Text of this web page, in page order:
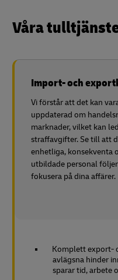
Våra
Import- och
Vi förstår att det kan
uppdaterad om
marknader, vilket kan
straffavgifter. Se till att
enhetliga, konsekventa
utbildade personal
fokusera på dina affärer.
Komplett export-
avlägsna hinder
sparar tid, arbete